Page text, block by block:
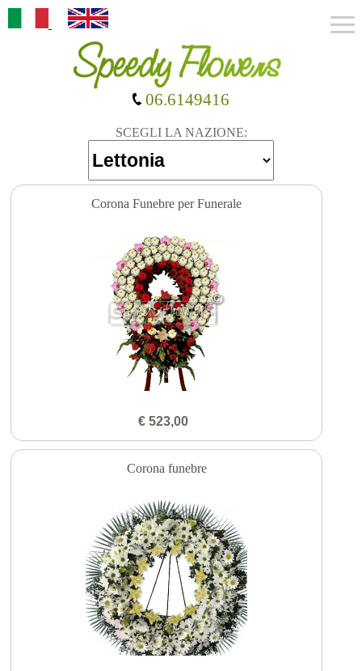
SCEGLI LA NAZIONE:
06.6149416
Corona Funebre per Funerale
€ 523,00
Corona funebre